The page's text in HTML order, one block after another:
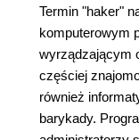
Termin "haker"
komputerowym
wyrządzającym
częściej
również
barykady.